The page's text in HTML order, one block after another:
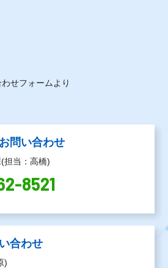
せフォームより
問い合わせ
担当：高橋)
8521
合わせ
)